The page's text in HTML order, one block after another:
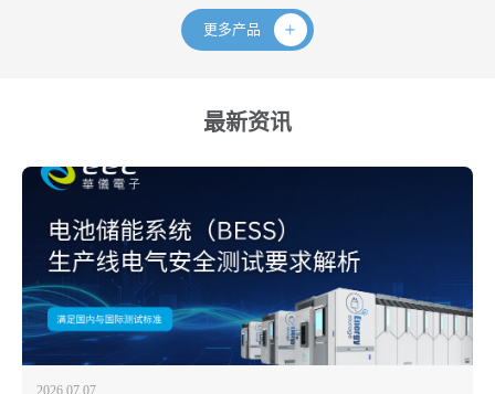
更多产品
最新资讯
2026.07.07